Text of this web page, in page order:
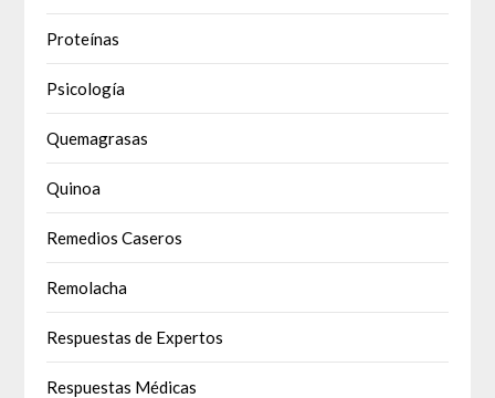
Proteínas
Psicología
Quemagrasas
Quinoa
Remedios Caseros
Remolacha
Respuestas de Expertos
Respuestas Médicas